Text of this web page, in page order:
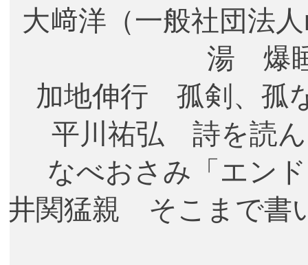
大﨑洋（一般社団法
湯 爆
加地伸行 孤剣、孤
平川祐弘 詩を読
なべおさみ「エン
井関猛親 そこまで書